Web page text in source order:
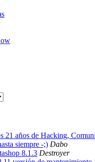
21 años de Hacking,
siempre -;) Dabo
8.1.3 Destroyer